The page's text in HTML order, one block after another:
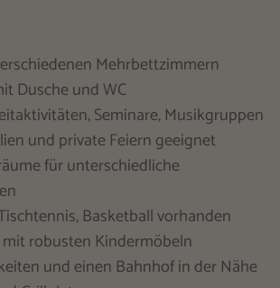
Mehrbettzimmern
Dusche und WC
Seminare, Musikgruppen
und private Feiern geeignet
für unterschiedliche
Basketball vorhanden
robusten Kindermöbeln
und einen Bahnhof in der Nähe